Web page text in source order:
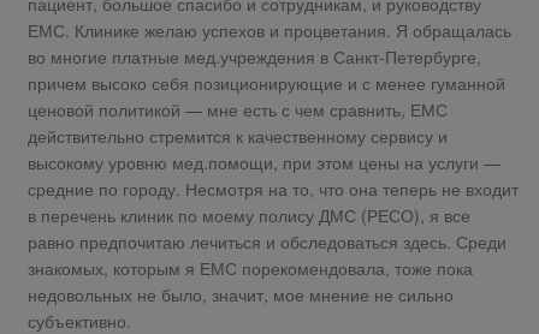
ЕМС. Клинике желаю успехов и процветания. Я обращалась
во многие платные мед.учреждения в Санкт-Петербурге,
причем высоко себя позиционирующие и с менее гуманной
ценовой политикой — мне есть с чем сравнить, ЕМС
действительно стремится к качественному сервису и
высокому уровню мед.помощи, при этом цены на услуги —
средние по городу. Несмотря на то, что она теперь не входит
в перечень клиник по моему полису ДМС (РЕСО), я все
равно предпочитаю лечиться и обследоваться здесь. Среди
знакомых, которым я ЕМС порекомендовала, тоже пока
недовольных не было, значит, мое мнение не сильно
субъективно.